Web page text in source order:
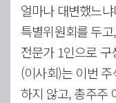
얼마나 대변했느
특별위원회를 두
전문가 1인으로
(이사회)는 이번
하지 않고, 총주주